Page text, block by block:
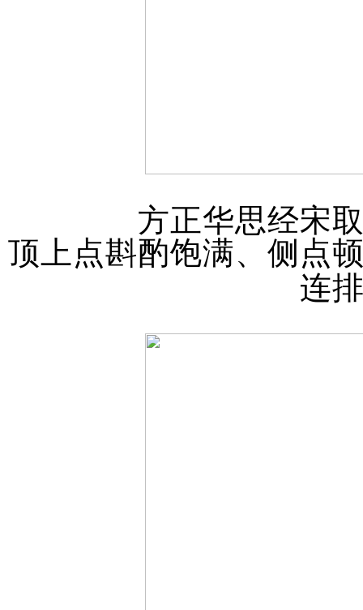
方正华思经宋
顶上点斟酌饱满、侧点
连